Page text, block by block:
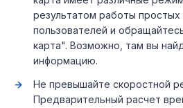
результатом работы простых
пользователей и
карта". Возможно, там вы
информацию.
Не превышайте скоростной
Предварительный расчет